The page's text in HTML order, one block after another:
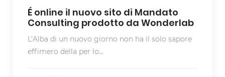
É online il nuovo sito di Mandato
Consulting prodotto da Wonderlab
L’Alba di un nuovo giorno non ha il solo sapore
effimero della per lo...